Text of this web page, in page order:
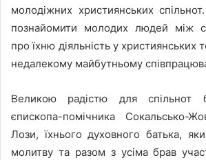
молодіжних християнських
познайомити молодих людей між
про їхню діяльність у християнських
недалекому майбутньому
Великою радістю для спільнот
єпископа-помічника Сокальсько-
Лози, їхнього духовного батька,
молитву та разом з усіма брав